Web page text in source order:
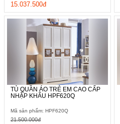
15.037.500đ
TỦ QUẦN ÁO TRẺ EM CAO CẤP
NHẬP KHẨU HPF620Q
Mã sản phẩm: HPF620Q
21.500.000đ